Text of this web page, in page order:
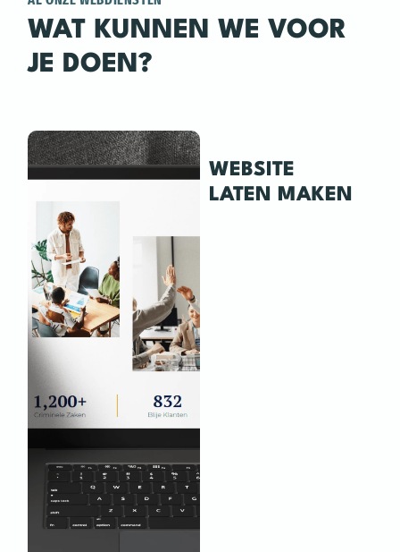
WAT KUNNEN WE VOOR
JE DOEN?
WEBSITE
LATEN MAKEN